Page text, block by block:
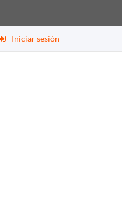
Iniciar sesión